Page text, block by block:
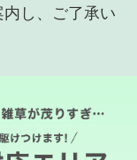
し、ご了承い